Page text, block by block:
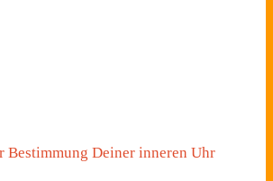
Bestimmung Deiner inneren Uhr